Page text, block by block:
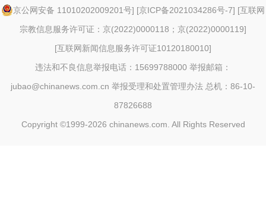
京公网安备 11010202009201号] [京ICP备2021034286号-7] [互联网
宗教信息服务许可证：京(2022)0000118；京(2022)0000119]
[互联网新闻信息服务许可证10120180010]
违法和不良信息举报电话：15699788000 举报邮箱：
jubao@chinanews.com.cn 举报受理和处置管理办法 总机：86-10-
87826688
Copyright ©1999-2026 chinanews.com. All Rights Reserved